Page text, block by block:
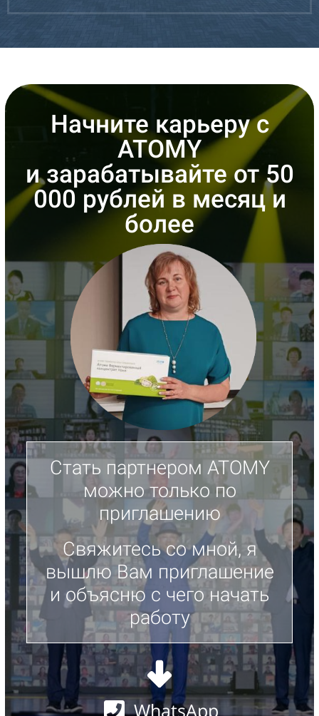
Начните карьеру с
ATOMY
и зарабатывайте от 50
000 рублей в месяц и
более
Стать партнером ATOMY
можно только по
приглашению
Свяжитесь со мной, я
вышлю Вам приглашение
и объясню с чего начать
работу
WhatsApp